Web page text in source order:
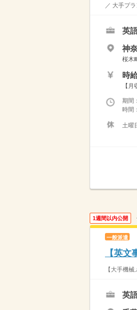
／ 大手プ
英
神
桜木
時
【
期間
時間
土曜
1週間以内公開
一般派遣
【英
【大手機
英